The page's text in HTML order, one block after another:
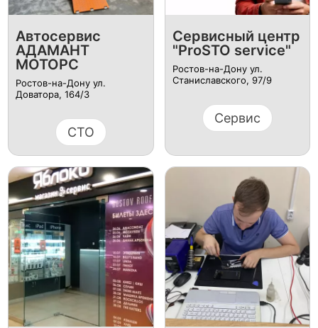
Автосервис
АДАМАНТ
МОТОРС
Ростов-на-Дону ул.
Доватора, 164/3
СТО
Сервисный центр
"ProSTO service"
Ростов-на-Дону ул.
Станиславского, 97/9
Сервис